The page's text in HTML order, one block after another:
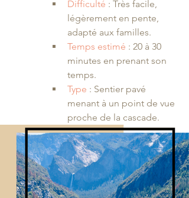
Difficulté : Très facile,
légèrement en pente,
adapté aux familles.
Temps estimé : 20 à 30
minutes en prenant son
temps.
Type : Sentier pavé
menant à un point de vue
proche de la cascade.